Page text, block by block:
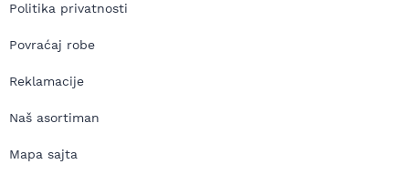
Politika privatnosti
Povraćaj robe
Reklamacije
Naš asortiman
Mapa sajta